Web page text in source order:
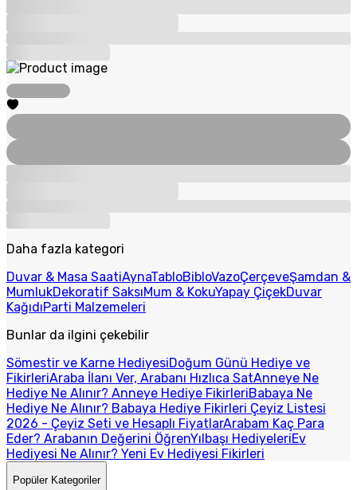
Daha fazla kategori
Duvar & Masa SaatiAynaTabloBibloVazoÇerçeveŞamdan &
MumlukDekoratif SaksıMum & KokuYapay ÇiçekDuvar
KağıdıParti Malzemeleri
Bunlar da ilgini çekebilir
Sömestir ve Karne HediyesiDoğum Günü Hediye ve
FikirleriAraba İlanı Ver, Arabanı Hızlıca SatAnneye Ne
Hediye Ne Alınır? Anneye Hediye FikirleriBabaya Ne
Hediye Ne Alınır? Babaya Hediye Fikirleri Çeyiz Listesi
2026 - Çeyiz Seti ve Hesaplı FiyatlarArabam Kaç Para
Eder? Arabanın Değerini ÖğrenYılbaşı HediyeleriEv
Hediyesi Ne Alınır? Yeni Ev Hediyesi Fikirleri
Popüler Kategoriler